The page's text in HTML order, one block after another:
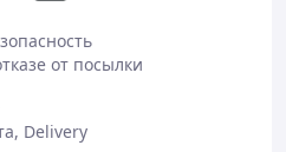
от посылки
Delivery